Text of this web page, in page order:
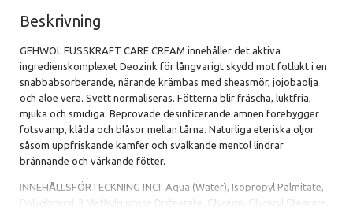
Beskrivning
GEHWOL FUSSKRAFT CARE CREAM innehåller det aktiva
ingredienskomplexet Deozink för långvarigt skydd mot fotlukt i en
snabbabsorberande, närande krämbas med sheasmör, jojobaolja
och aloe vera. Svett normaliseras. Fötterna blir fräscha, luktfria,
mjuka och smidiga. Beprövade desinficerande ämnen förebygger
fotsvamp, klåda och blåsor mellan tårna. Naturliga eteriska oljor
såsom uppfriskande kamfer och svalkande mentol lindrar
brännande och värkande fötter.
INNEHÅLLSFÖRTECKNING INCI: Aqua (Water), Isopropyl Palmitate,
Polyglyceryl-3 Methylglucose Distearate, Glycerin, Glyceryl Stearate,